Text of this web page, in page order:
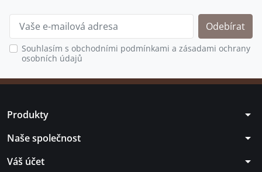
Souhlasím s obchodními podmínkami a zásadami ochrany
osobních údajů
Produkty arrow_drop_down
Naše společnost arrow_drop_down
Váš účet arrow_drop_down